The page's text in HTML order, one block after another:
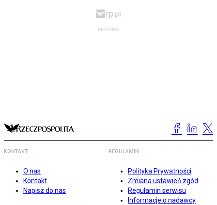
KONTAKT
O nas
Kontakt
Napisz do nas
REGULAMIN
Polityka Prywatności
Zmiana ustawień zgód
Regulamin serwisu
Informacje o nadawcy